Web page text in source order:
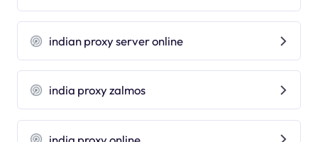
indian proxy server online
india proxy zalmos